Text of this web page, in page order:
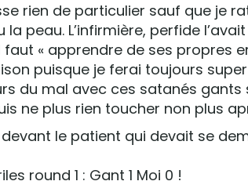
rien de particulier sauf que je
la peau. L’infirmière, perfide
faut « apprendre de ses propres
puisque je ferai toujours
du mal avec ces satanés gants
ne plus rien toucher non plus
le patient qui devait se
round 1 : Gant 1 Moi 0 !